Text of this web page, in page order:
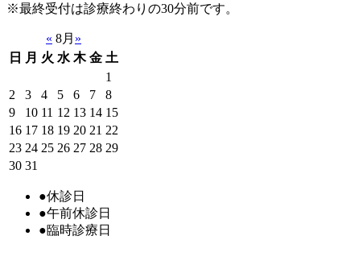
※最終受付は診療終わりの30分前です。
« 8月 »
日
月 火 水 木 金 土
1
2
3 4 5 6 7
8
9
10 11 12 13 14 15
16 17 18 19 20 21 22
23 24 25 26 27 28 29
30 31
●休診日
●午前休診日
●臨時診療日